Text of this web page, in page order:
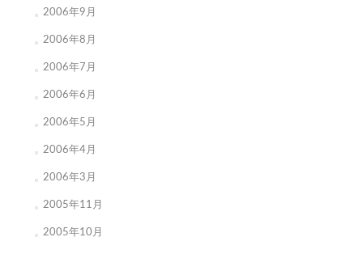
2006年9月
2006年8月
2006年7月
2006年6月
2006年5月
2006年4月
2006年3月
2005年11月
2005年10月